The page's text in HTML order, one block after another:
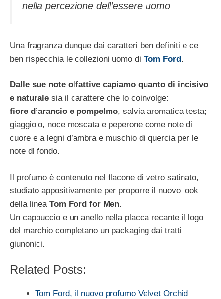
nella percezione dell’essere uomo
Una fragranza dunque dai caratteri ben definiti e ce
ben rispecchia le collezioni uomo di Tom Ford.
Dalle sue note olfattive capiamo quanto di incisivo
e naturale sia il carattere che lo coinvolge:
fiore d’arancio e pompelmo, salvia aromatica testa;
giaggiolo, noce moscata e peperone come note di
cuore e a legni d’ambra e muschio di quercia per le
note di fondo.
Il profumo è contenuto nel flacone di vetro satinato,
studiato appositivamente per proporre il nuovo look
della linea Tom Ford for Men.
Un cappuccio e un anello nella placca recante il logo
del marchio completano un packaging dai tratti
giunonici.
Related Posts:
Tom Ford, il nuovo profumo Velvet Orchid